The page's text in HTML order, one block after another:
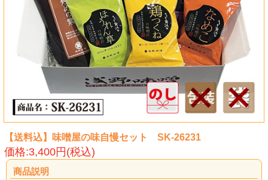
【送料込】味噌屋の味自慢セット SK-26231
価格:3,400円(税込)
商品説明